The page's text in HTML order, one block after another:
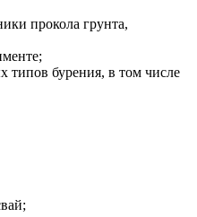
прокола грунта,
типов бурения, в том числе